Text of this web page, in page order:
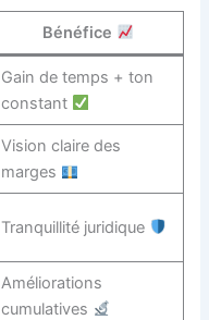
Bénéfice
Gain de temps + ton
constant
Vision claire des
marges
Tranquillité juridique
Améliorations
cumulatives